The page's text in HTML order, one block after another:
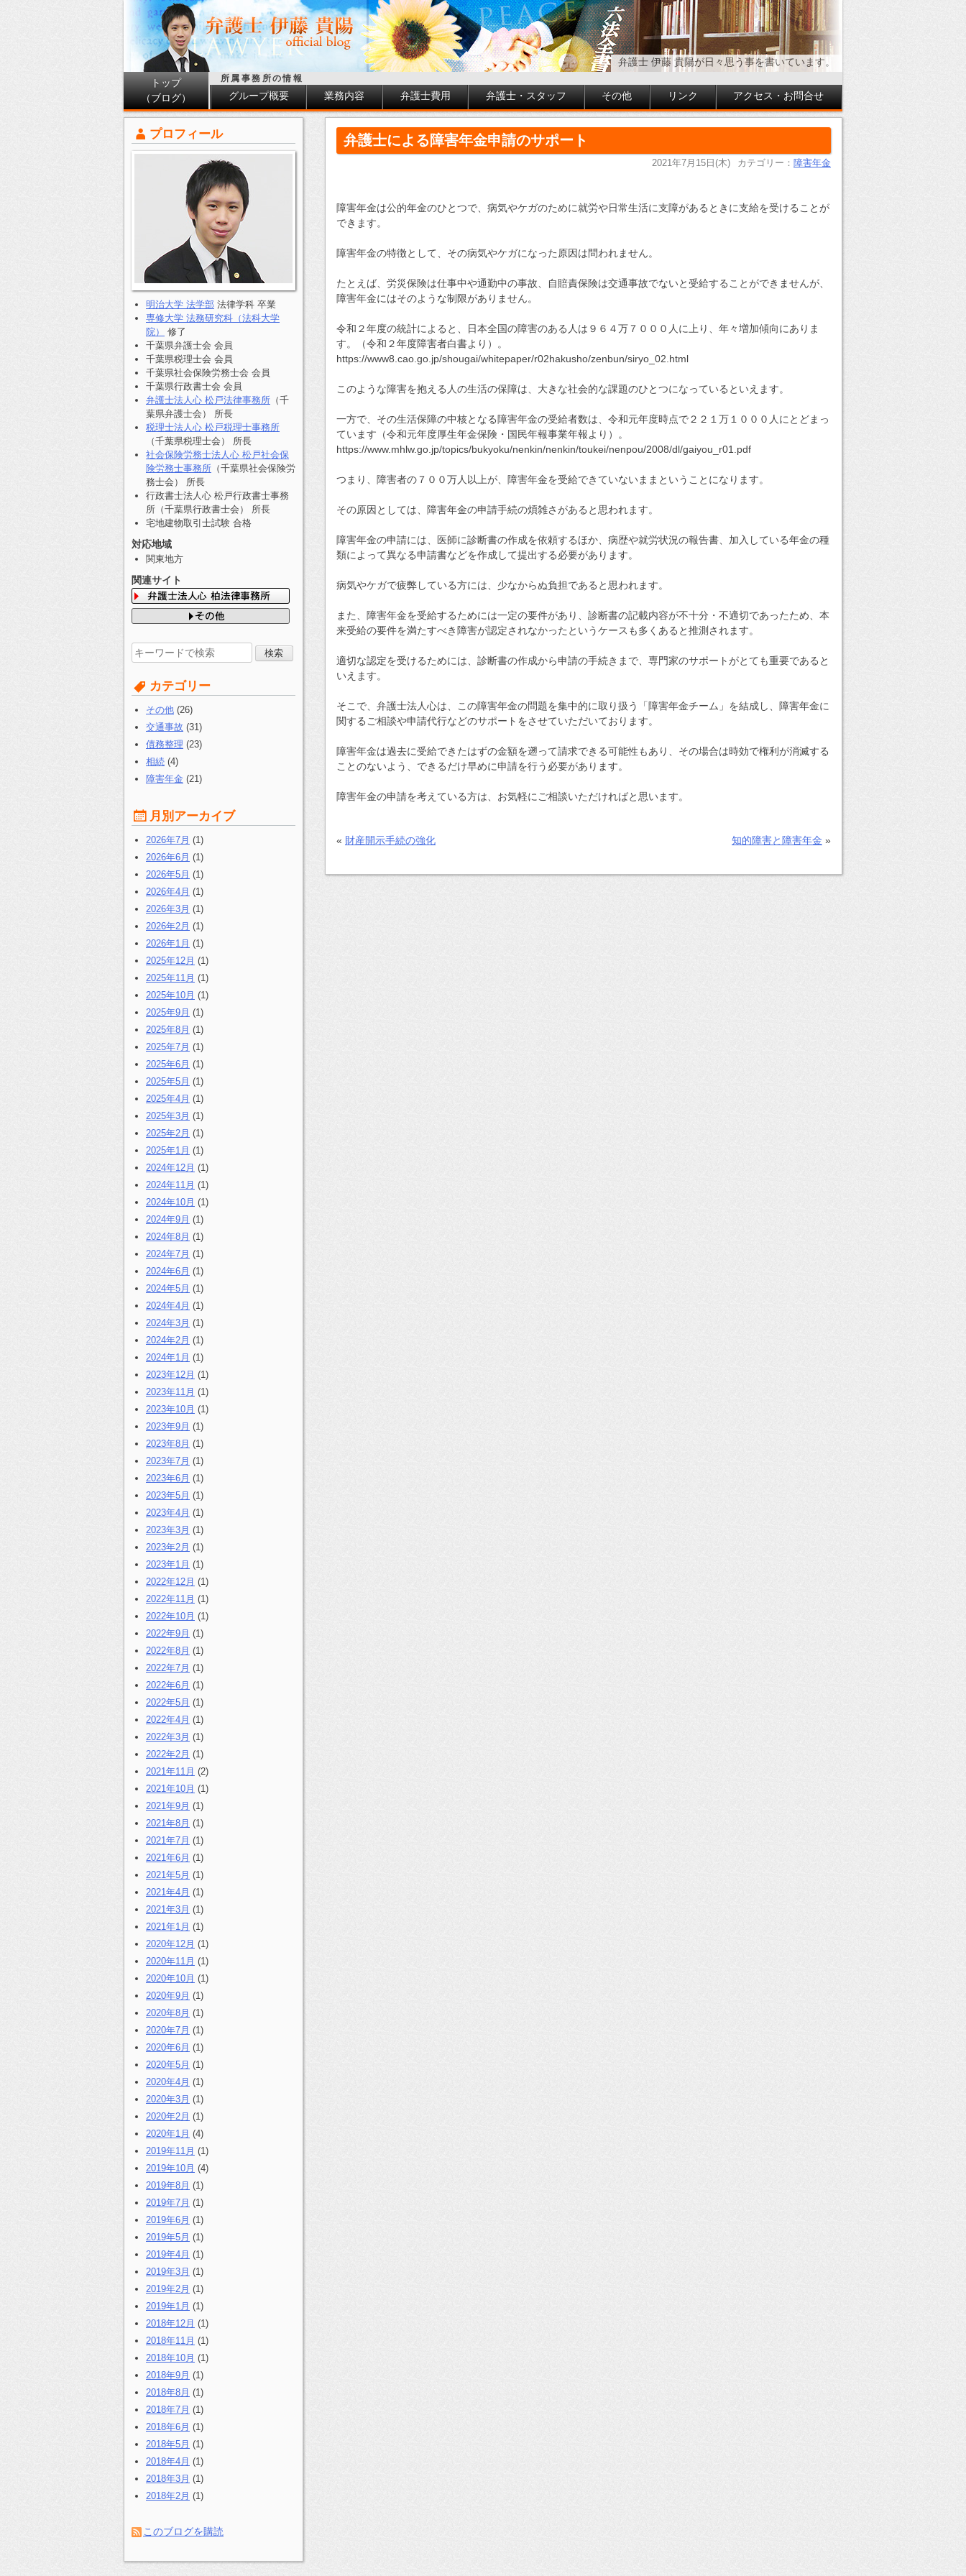
弁護士 伊藤 貴陽が日々思う事を書いています。
トップ
（ブログ）
所属事務所の情報
グループ概要 業務内容 弁護士費用 弁護士・スタッフ その他 リンク アクセス・お問合せ
弁護士による障害年金申請のサポート
2021年7月15日(木) カテゴリー： 障害年金
障害年金は公的年金のひとつで、病気やケガのために就労や日常生活に支障があるときに支給を受けることが
できます。
障害年金の特徴として、その病気やケガになった原因は問われません。
たとえば、労災保険は仕事中や通勤中の事故、自賠責保険は交通事故でないと受給することができませんが、
障害年金にはそのような制限がありません。
令和２年度の統計によると、日本全国の障害のある人は９６４万７０００人に上り、年々増加傾向にありま
す。（令和２年度障害者白書より）。
https://www8.cao.go.jp/shougai/whitepaper/r02hakusho/zenbun/siryo_02.html
このような障害を抱える人の生活の保障は、大きな社会的な課題のひとつになっているといえます。
一方で、その生活保障の中核となる障害年金の受給者数は、令和元年度時点で２２１万１０００人にとどまっ
ています（令和元年度厚生年金保険・国民年報事業年報より）。
https://www.mhlw.go.jp/topics/bukyoku/nenkin/nenkin/toukei/nenpou/2008/dl/gaiyou_r01.pdf
つまり、障害者の７００万人以上が、障害年金を受給できていないままということになります。
その原因としては、障害年金の申請手続の煩雑さがあると思われます。
障害年金の申請には、医師に診断書の作成を依頼するほか、病歴や就労状況の報告書、加入している年金の種
類によって異なる申請書などを作成して提出する必要があります。
病気やケガで疲弊している方には、少なからぬ負担であると思われます。
また、障害年金を受給するためには一定の要件があり、診断書の記載内容が不十分・不適切であったため、本
来受給の要件を満たすべき障害が認定されなかったというケースも多くあると推測されます。
適切な認定を受けるためには、診断書の作成から申請の手続きまで、専門家のサポートがとても重要であると
いえます。
そこで、弁護士法人心は、この障害年金の問題を集中的に取り扱う「障害年金チーム」を結成し、障害年金に
関するご相談や申請代行などのサポートをさせていただいております。
障害年金は過去に受給できたはずの金額を遡って請求できる可能性もあり、その場合は時効で権利が消滅する
ことのないよう、できるだけ早めに申請を行う必要があります。
障害年金の申請を考えている方は、お気軽にご相談いただければと思います。
« 財産開示手続の強化 知的障害と障害年金 »
プロフィール
明治大学 法学部 法律学科 卒業
専修大学 法務研究科（法科大学
院）
修了
千葉県弁護士会 会員
千葉県税理士会 会員
千葉県社会保険労務士会 会員
千葉県行政書士会 会員
弁護士法人心 松戸法律事務所 （千
葉県弁護士会） 所長
税理士法人心 松戸税理士事務所
（千葉県税理士会） 所長
社会保険労務士法人心 松戸社会保
険労務士事務所 （千葉県社会保険労
務士会） 所長
行政書士法人心 松戸行政書士事務
所（千葉県行政書士会） 所長
宅地建物取引士試験 合格
対応地域
関東地方
関連サイト
検
索
す
る:
カテゴリー
その他 (26)
交通事故 (31)
債務整理 (23)
相続 (4)
障害年金 (21)
月別アーカイブ
2026年7月 (1)
2026年6月 (1)
2026年5月 (1)
2026年4月 (1)
2026年3月 (1)
2026年2月 (1)
2026年1月 (1)
2025年12月 (1)
2025年11月 (1)
2025年10月 (1)
2025年9月 (1)
2025年8月 (1)
2025年7月 (1)
2025年6月 (1)
2025年5月 (1)
2025年4月 (1)
2025年3月 (1)
2025年2月 (1)
2025年1月 (1)
2024年12月 (1)
2024年11月 (1)
2024年10月 (1)
2024年9月 (1)
2024年8月 (1)
2024年7月 (1)
2024年6月 (1)
2024年5月 (1)
2024年4月 (1)
2024年3月 (1)
2024年2月 (1)
2024年1月 (1)
2023年12月 (1)
2023年11月 (1)
2023年10月 (1)
2023年9月 (1)
2023年8月 (1)
2023年7月 (1)
2023年6月 (1)
2023年5月 (1)
2023年4月 (1)
2023年3月 (1)
2023年2月 (1)
2023年1月 (1)
2022年12月 (1)
2022年11月 (1)
2022年10月 (1)
2022年9月 (1)
2022年8月 (1)
2022年7月 (1)
2022年6月 (1)
2022年5月 (1)
2022年4月 (1)
2022年3月 (1)
2022年2月 (1)
2021年11月 (2)
2021年10月 (1)
2021年9月 (1)
2021年8月 (1)
2021年7月 (1)
2021年6月 (1)
2021年5月 (1)
2021年4月 (1)
2021年3月 (1)
2021年1月 (1)
2020年12月 (1)
2020年11月 (1)
2020年10月 (1)
2020年9月 (1)
2020年8月 (1)
2020年7月 (1)
2020年6月 (1)
2020年5月 (1)
2020年4月 (1)
2020年3月 (1)
2020年2月 (1)
2020年1月 (4)
2019年11月 (1)
2019年10月 (4)
2019年8月 (1)
2019年7月 (1)
2019年6月 (1)
2019年5月 (1)
2019年4月 (1)
2019年3月 (1)
2019年2月 (1)
2019年1月 (1)
2018年12月 (1)
2018年11月 (1)
2018年10月 (1)
2018年9月 (1)
2018年8月 (1)
2018年7月 (1)
2018年6月 (1)
2018年5月 (1)
2018年4月 (1)
2018年3月 (1)
2018年2月 (1)
このブログを購読